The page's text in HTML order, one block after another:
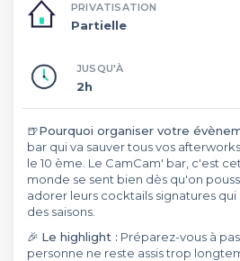
PRIVATISATION
Partielle
JUSQU'À
2h
🍺Pourquoi organiser votre
bar qui va sauver tous vos
le 10 ème. Le CamCam' bar, c'est
monde se sent bien dès qu'on
adorer leurs cocktails signatures
des saisons.
🎉 Le highlight : Préparez-vous à
personne ne reste assis trop